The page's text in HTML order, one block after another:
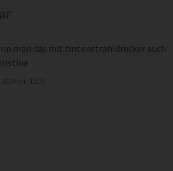
man das mit tintenstrahldrucker auch